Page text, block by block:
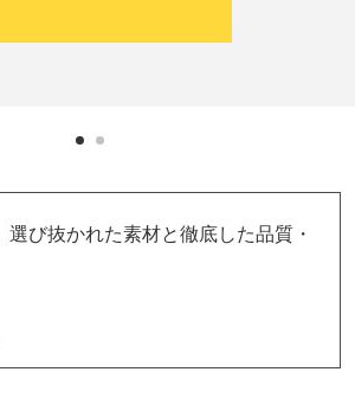
び抜かれた素材と徹底した品質・